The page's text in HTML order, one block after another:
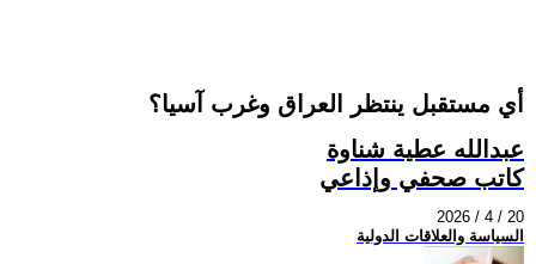
أي مستقبل ينتظر العراق وغرب آسيا؟
عبدالله عطية شناوة
كاتب صحفي وإذاعي
2026 / 4 / 20
السياسة والعلاقات الدولية